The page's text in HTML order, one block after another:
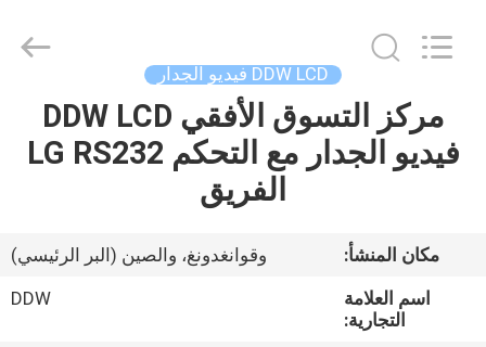
الصفحة
الرئيسية
معلومات
Developed
DDW LCD فيديو الجدار
مركز التسوق الأفقي DDW LCD
فيديو الجدار مع التحكم LG RS232
الفريق
مكان المنشأ:
وقوانغدونغ، والصين (البر الرئيسي)
اسم العلامة
التجارية:
DDW